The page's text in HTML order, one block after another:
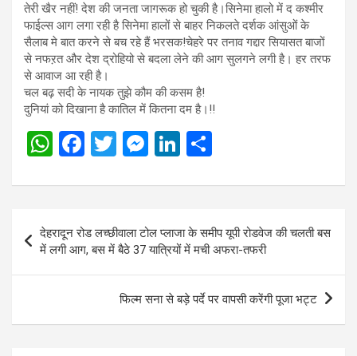
तेरी खैर नहीं! देश की जनता जागरूक हो चुकी है।सिनेमा हालो में द कश्मीर
फाईल्स आग लगा रही है सिनेमा हालों से बाहर निकलते दर्शक आंसुओं के
सैलाब मे बात करने से बच रहे हैं भरसक!चेहरे पर तनाव गद्दार सियासत बाजों
से नफऱत और देश द्रोहियो से बदला लेने की आग सुलगने लगी है। हर तरफ
से आवाज आ रही है।
चल बढ़ सदी के नायक तुझे कौम की कसम है!
दुनियां को दिखाना है कातिल में कितना दम है।!!
W
at
A
p
F
ce
o
o
T
tt
er
M
se
g
er
Li
ke
dI
n
ar
e
Post
navigation
देहरादून रोड लच्छीवाला टोल प्लाजा के समीप यूपी रोडवेज की चलती बस
में लगी आग, बस में बैठे 37 यात्रियों में मची अफरा-तफरी
फिल्म सना से बड़े पर्दे पर वापसी करेंगी पूजा भट्ट